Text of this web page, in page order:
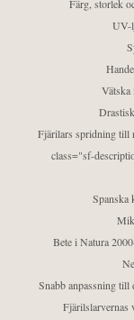
Färg, storlek
UV-
Fjärilars spridning till
class="sf-
Spanska
Bete i Natura
Snabb anpassning
Fjärilslarvernas